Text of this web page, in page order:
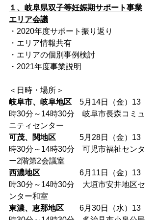
１、岐阜県双子等妊娠期サポート事業
エリア会議
・2020年度サポート振り返り
・エリア情報共有
・エリアの個別事例検討
・2021年度事業説明
＜日時・場所＞
岐阜市、岐阜地区 5月14日（金）13
時30分～14時30分　岐阜市長森コミュ
ニティセンター
可茂、関地区 5月28日（金）13
時30分～14時30分　可児市福祉センタ
ー2階第2会議室
西濃地区
6月11日（金）13
時30分～14時30分　大垣市安井地区セ
ンター和室
東濃、恵那地区 6月30日（水）13